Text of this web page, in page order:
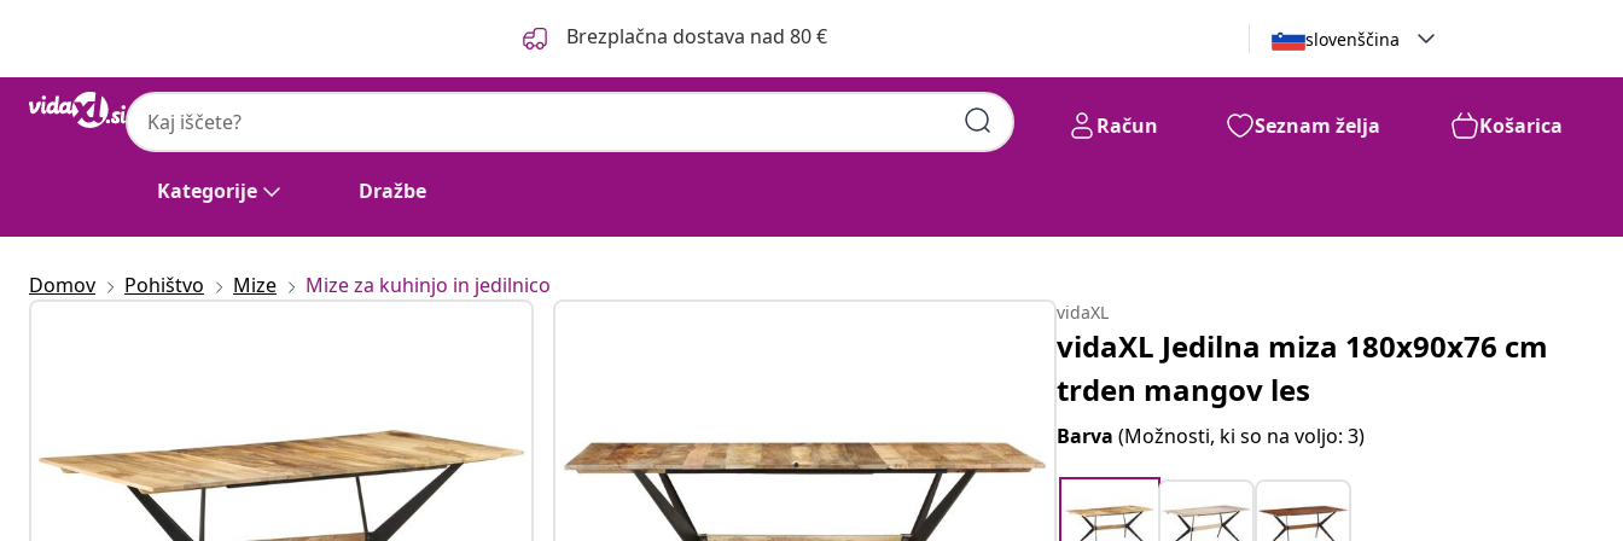
Brezplačna dostava nad 80 € slovenščina
Kategorije Dražbe
Račun Seznam želja Košarica
Domov Pohištvo Mize Mize za kuhinjo in jedilnico
vidaXL
vidaXL Jedilna miza 180x90x76 cm
trden mangov les
Barva(Možnosti, ki so na voljo: 3)